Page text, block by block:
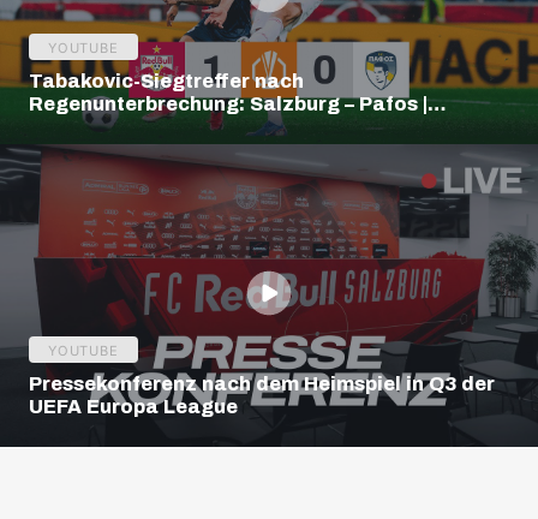
YOUTUBE
Tabakovic-Siegtreffer nach
Regenunterbrechung: Salzburg – Pafos |
Highlights | Europa League Q3
YOUTUBE
Pressekonferenz nach dem Heimspiel in Q3 der
UEFA Europa League